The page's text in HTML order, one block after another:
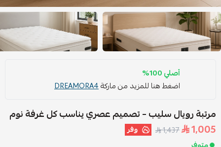
أصلي 100%
اضغط هنا للمزيد من ماركةDREAMORA4
مرتبة رويال سليب – تصميم عصري يناسب كل غرفة نوم
1,005
1,437 وفر